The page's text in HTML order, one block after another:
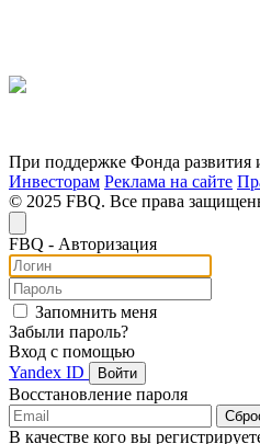
При поддержке Фонда развития
Инвесторам Реклама на сайте
© 2025 FBQ. Все права
FBQ - Авторизация
Запомнить меня
Забыли пароль?
Вход с помощью
Yandex ID
Войти
Восстановление пароля
В качестве кого вы